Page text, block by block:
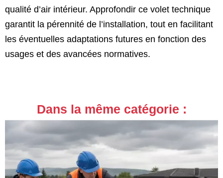
qualité d’air intérieur. Approfondir ce volet technique
garantit la pérennité de l’installation, tout en facilitant
les éventuelles adaptations futures en fonction des
usages et des avancées normatives.
Dans la même catégorie :